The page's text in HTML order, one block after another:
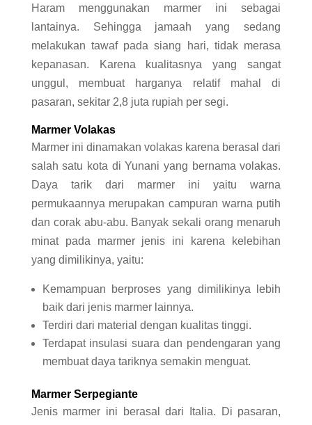
Haram menggunakan marmer ini sebagai
lantainya. Sehingga jamaah yang sedang
melakukan tawaf pada siang hari, tidak merasa
kepanasan. Karena kualitasnya yang sangat
unggul, membuat harganya relatif mahal di
pasaran, sekitar 2,8 juta rupiah per segi.
Marmer Volakas
Marmer ini dinamakan volakas karena berasal dari
salah satu kota di Yunani yang bernama volakas.
Daya tarik dari marmer ini yaitu warna
permukaannya merupakan campuran warna putih
dan corak abu-abu. Banyak sekali orang menaruh
minat pada marmer jenis ini karena kelebihan
yang dimilikinya, yaitu:
Kemampuan berproses yang dimilikinya lebih
baik dari jenis marmer lainnya.
Terdiri dari material dengan kualitas tinggi.
Terdapat insulasi suara dan pendengaran yang
membuat daya tariknya semakin menguat.
Marmer Serpegiante
Jenis marmer ini berasal dari Italia. Di pasaran,